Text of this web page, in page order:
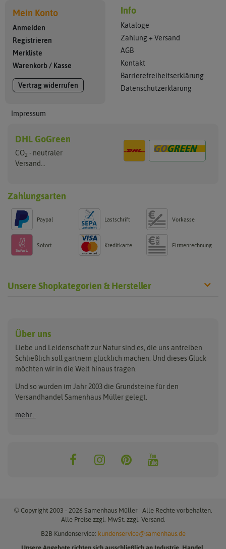
Mein Konto
Anmelden
Registrieren
Merkliste
Warenkorb / Kasse
Vertrag widerrufen
Impressum
Info
Kataloge
Zahlung + Versand
AGB
Kontakt
Barrierefreiheitserklärung
Datenschutzerklärung
DHL GoGreen
CO2 - neutraler
Versand...
Zahlungsarten
Paypal Lastschrift Vorkasse
Sofort Kreditkarte Firmenrechnung
Unsere Shopkategorien & Hersteller
Anzuchtschalen
Beleuchtung
Folien, Vliese und Netze
Gartengeräte
Nützlinge & Nisthilfen
Keimsprossen
Saatgut für Werbezwecke
Samen-Sets
Gemüsesamen
Exotische Samen
Rasensamen
Pflanzgut
Benary
Buzzy Seeds
Clever Pots
Dürr-Samen
FLORTUS
Greenline
Grüne Oase
ReNatura Vogelwelt
Über uns
Liebe und Leidenschaft zur Natur sind es, die uns antreiben.
Schließlich soll gärtnern glücklich machen. Und dieses Glück
möchten wir in die Welt hinaus tragen.
Und so wurden im Jahr 2003 die Grundsteine für den
Versandhandel Samenhaus Müller gelegt.
mehr...
© Copyright 2003 - 2026 Samenhaus Müller | Alle Rechte vorbehalten.
Alle Preise zzgl. MwSt. zzgl. Versand.
B2B Kundenservice: kundenservice@samenhaus.de